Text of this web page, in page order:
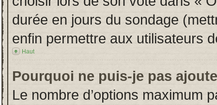
durée en jours du sondage
enfin permettre aux utilisateurs
Haut
Pourquoi ne puis-je pas
Le nombre d’options maximum